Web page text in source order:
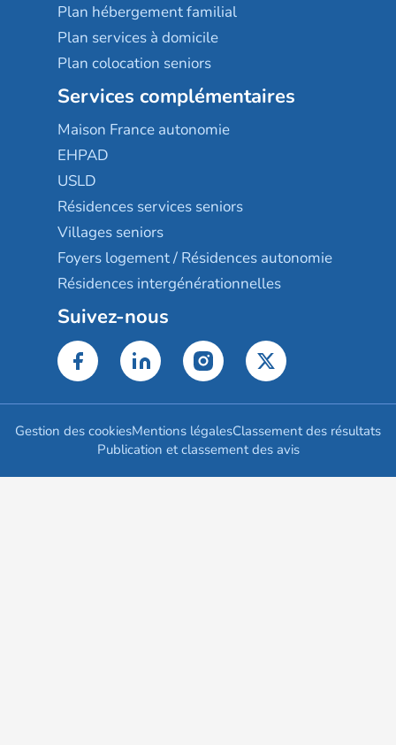
Plan hébergement familial
Plan services à domicile
Plan colocation seniors
Services complémentaires
Maison France autonomie
EHPAD
USLD
Résidences services seniors
Villages seniors
Foyers logement / Résidences autonomie
Résidences intergénérationnelles
Suivez-nous
Gestion des cookiesMentions légalesClassement des résultats
Publication et classement des avis